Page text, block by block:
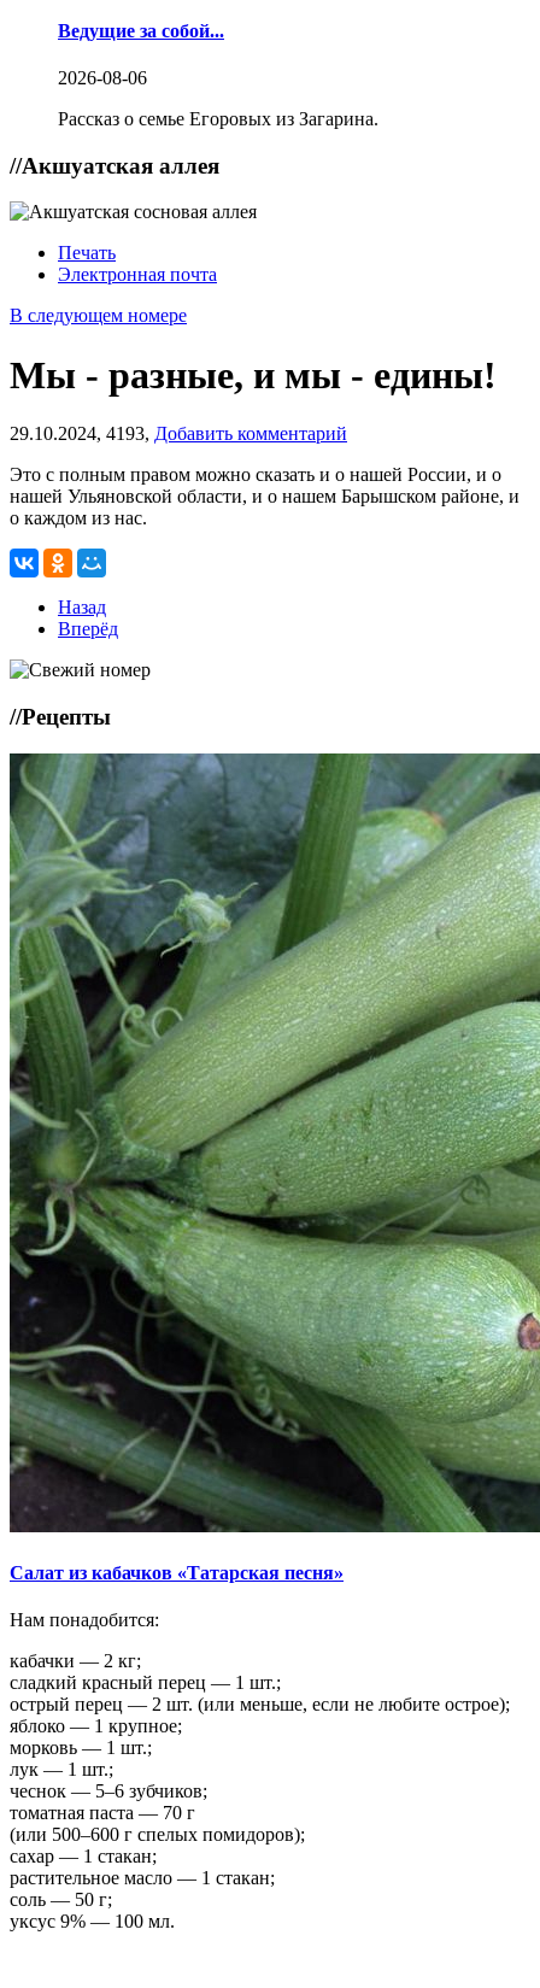
Ведущие за собой...
2026-08-06
Рассказ о семье Егоровых из Загарина.
//Акшуатская аллея
Печать
Электронная почта
В следующем номере
Мы - разные, и мы - едины!
29.10.2024, 4193, Добавить комментарий
Это с полным правом можно сказать и о нашей России, и о
нашей Ульяновской области, и о нашем Барышском районе, и
о каждом из нас.
Назад
Вперёд
//Рецепты
Салат из кабачков «Татарская песня»
Нам понадобится:
кабачки — 2 кг;
сладкий красный перец — 1 шт.;
острый перец — 2 шт. (или меньше, если не любите острое);
яблоко — 1 крупное;
морковь — 1 шт.;
лук — 1 шт.;
чеснок — 5–6 зубчиков;
томатная паста — 70 г
(или 500–600 г спелых помидоров);
сахар — 1 стакан;
растительное масло — 1 стакан;
соль — 50 г;
уксус 9% — 100 мл.